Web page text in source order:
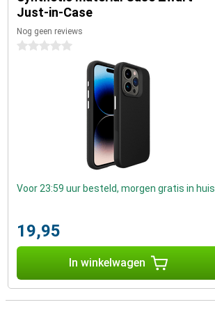
Just-in-Case
Nog geen reviews
0 sterren
Voor 23:59 uur besteld, morgen gratis in huis
19,95
In winkelwagen